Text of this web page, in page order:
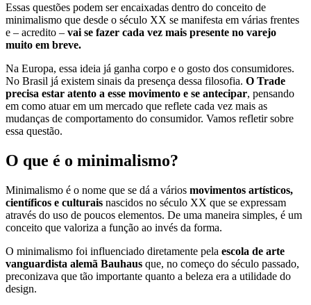
Essas questões podem ser encaixadas dentro do conceito de
minimalismo que desde o século XX se manifesta em várias frentes
e – acredito – vai se fazer cada vez mais presente no varejo
muito em breve.
Na Europa, essa ideia já ganha corpo e o gosto dos consumidores.
No Brasil já existem sinais da presença dessa filosofia. O Trade
precisa estar atento a esse movimento e se antecipar, pensando
em como atuar em um mercado que reflete cada vez mais as
mudanças de comportamento do consumidor. Vamos refletir sobre
essa questão.
O que é o minimalismo?
Minimalismo é o nome que se dá a vários movimentos artísticos,
científicos e culturais nascidos no século XX que se expressam
através do uso de poucos elementos. De uma maneira simples, é um
conceito que valoriza a função ao invés da forma.
O minimalismo foi influenciado diretamente pela escola de arte
vanguardista alemã Bauhaus que, no começo do século passado,
preconizava que tão importante quanto a beleza era a utilidade do
design.